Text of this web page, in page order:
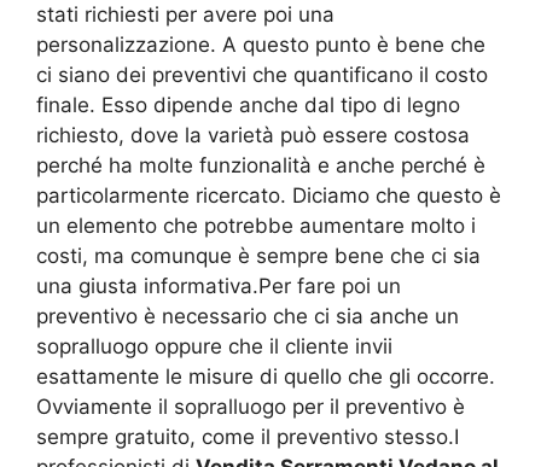
stati richiesti per avere poi una
personalizzazione. A questo punto è bene che
ci siano dei preventivi che quantificano il costo
finale. Esso dipende anche dal tipo di legno
richiesto, dove la varietà può essere costosa
perché ha molte funzionalità e anche perché è
particolarmente ricercato. Diciamo che questo è
un elemento che potrebbe aumentare molto i
costi, ma comunque è sempre bene che ci sia
una giusta informativa.Per fare poi un
preventivo è necessario che ci sia anche un
sopralluogo oppure che il cliente invii
esattamente le misure di quello che gli occorre.
Ovviamente il sopralluogo per il preventivo è
sempre gratuito, come il preventivo stesso.I